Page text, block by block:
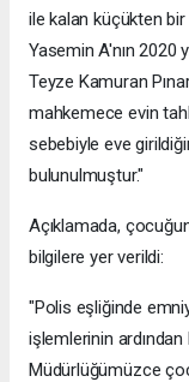
ile kalan küçükten
Yasemin A'nın 2020
Teyze Kamuran
mahkemece evin
sebebiyle eve
bulunulmuştur."
Açıklamada,
bilgilere yer verildi:
"Polis eşliğinde
işlemlerinin
Müdürlüğümüzce